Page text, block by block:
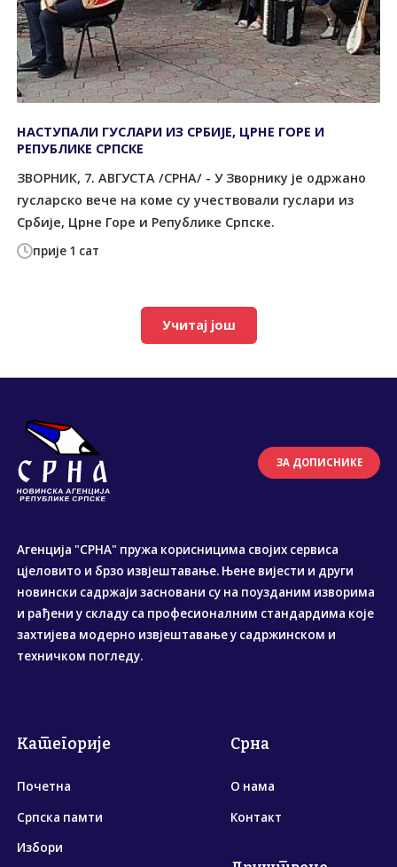
прије 1 сат
НАСТУПАЛИ ГУСЛАРИ ИЗ СРБИЈЕ, ЦРНЕ ГОРЕ И
РЕПУБЛИКЕ СРПСКЕ
ЗВОРНИК, 7. АВГУСТА /СРНА/ - У Зворнику је одржано
гусларско вече на коме су учествовали гуслари из
Србије, Црне Горе и Републике Српске.
Учитај још
ЗА ДОПИСНИКЕ
Агенција "СРНА" пружа корисницима својих сервиса
цјеловито и брзо извјештавање. Њене вијести и други
новински садржаји засновани су на поузданим изворима
и рађени у складу са професионалним стандардима које
захтијева модерно извјештавање у садржинском и
техничком погледу.
Категорије
Почетна
Српска памти
Избори
Срна
О нама
Контакт